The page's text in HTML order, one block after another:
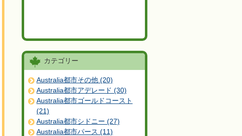
カテゴリー
Australia都市その他 (20)
Australia都市アデレード (30)
Australia都市ゴールドコースト
(21)
Australia都市シドニー (27)
Australia都市パース (11)